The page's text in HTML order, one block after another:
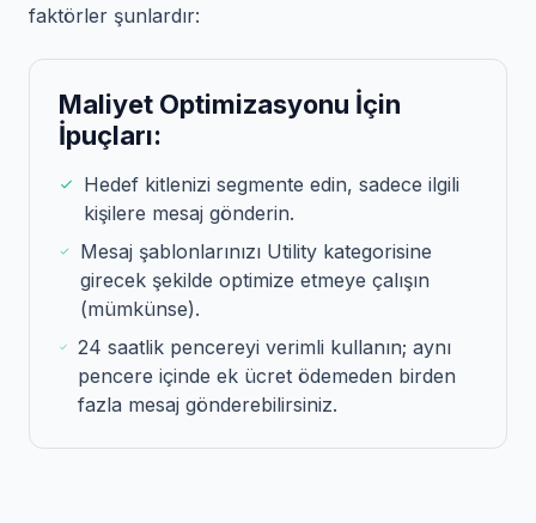
faktörler şunlardır:
Maliyet Optimizasyonu İçin
İpuçları:
Hedef kitlenizi segmente edin, sadece ilgili
kişilere mesaj gönderin.
Mesaj şablonlarınızı Utility kategorisine
girecek şekilde optimize etmeye çalışın
(mümkünse).
24 saatlik pencereyi verimli kullanın; aynı
pencere içinde ek ücret ödemeden birden
fazla mesaj gönderebilirsiniz.